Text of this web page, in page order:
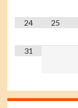
24 25
31